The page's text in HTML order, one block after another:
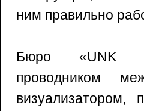
ним правильно
Бюро «UNK
проводником
визуализатором,